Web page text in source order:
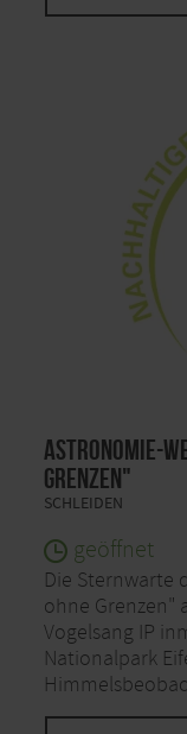
Astronomie-
Grenzen"
SCHLEIDEN
geöffnet
Die Sternwarte
ohne Grenzen"
Vogelsang IP
Nationalpark